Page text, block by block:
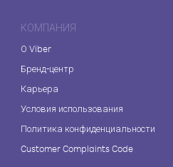
КОМПАНИЯ
О Viber
Бренд-центр
Карьера
Условия использования
Политика конфиденциальности
Customer Complaints Code